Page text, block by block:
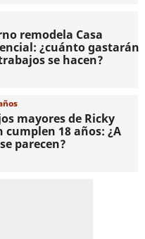
remodela Casa
¿cuánto gastarán
se hacen?
mayores de Ricky
cumplen 18 años: ¿A
parecen?